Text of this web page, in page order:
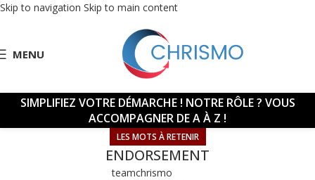
Skip to navigation Skip to main content
MENU
SIMPLIFIEZ VOTRE DÉMARCHE ! NOTRE RÔLE ? VOUS
ACCOMPAGNER DE A À Z !
LES MOTS À RETENIR
ENDORSEMENT
teamchrismo